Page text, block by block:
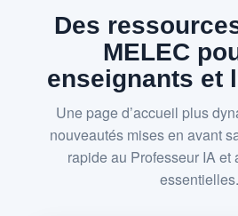
Des
MELEC
enseignants et
Une page d’accueil plus
nouveautés mises en avant
rapide au Professeur IA et
essentielles.